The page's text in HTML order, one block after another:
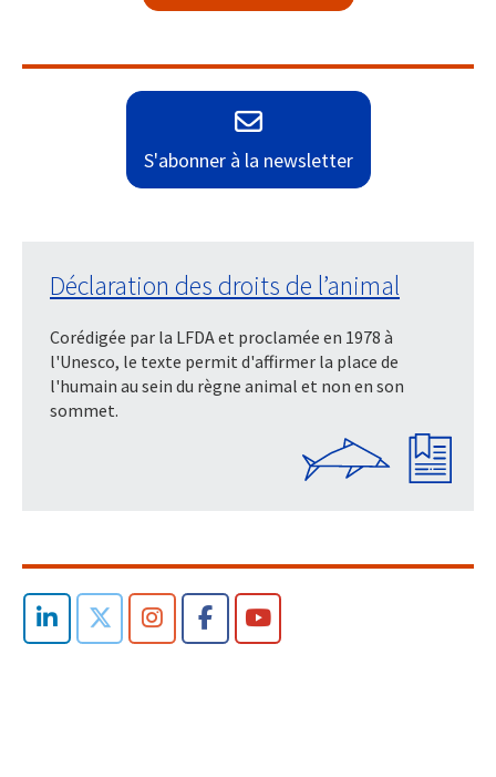
S'abonner à la newsletter
Déclaration des droits de l’animal
Corédigée par la LFDA et proclamée en 1978 à
l'Unesco, le texte permit d'affirmer la place de
l'humain au sein du règne animal et non en son
sommet.